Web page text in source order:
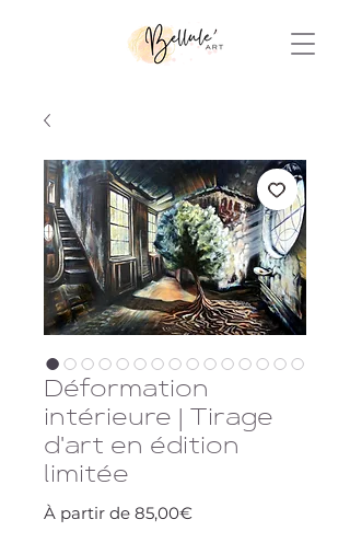
Déformation
intérieure | Tirage
d'art en édition
limitée
À partir de 85,00€Prix